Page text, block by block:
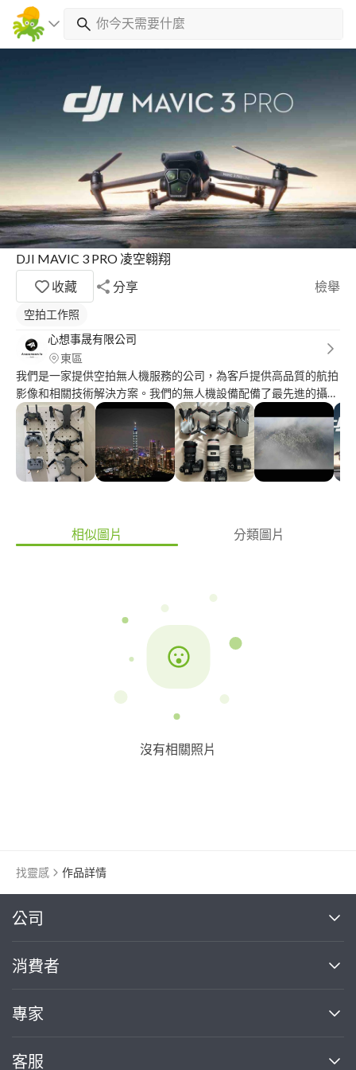
DJI MAVIC 3 PRO 凌空翱翔
收藏
分享 檢舉
空拍工作照
心想事晟有限公司
東區
我們是一家提供空拍無人機服務的公司，為客戶提供高品質的航拍
影像和相關技術解決方案。我們的無人機設備配備了最先進的攝影
和定位技術，能夠實現高精度、高清晰度、高穩定性的航拍影像捕
捉。我們的團隊由經驗豐富的專業人士組成，能夠根據客戶的不同
需求，提供定制化的方案和服務，如建築工地監控、農業植保、地
理測量、旅遊宣傳等。我們致力於為客戶帶來最優質的服務體驗和
最具價值的解決方案，並不斷提升自身的技術能力和專業水平。歡
相似圖片 分類圖片
沒有相關照片
找靈感 作品詳情
公司
關於我們
部落格
加入我們
消費者
買服務
專家
案件中心
客服
繼續完成